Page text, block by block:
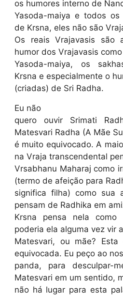
os humores interno de
Yasoda-maiya e todos os
de Krsna, eles não são
Os reais Vrajavasis são
humor dos Vrajavasis
Yasoda-maiya, os
Krsna e especialmente o
(criadas) de Sri Radha.
Eu não
quero ouvir Srimati
Matesvari Radha (A Mãe
é muito equivocado. A
na Vraja transcendental
Vrsabhanu Maharaj como
(termo de afeição para
significa filha) como sua
pensam de Radhika em
Krsna pensa nela como
poderia ela alguma vez vir
Matesvari, ou mãe?
equivocada. Eu peço ao
panda, para desculpar-
Matesvari em um sentido,
não há lugar para esta